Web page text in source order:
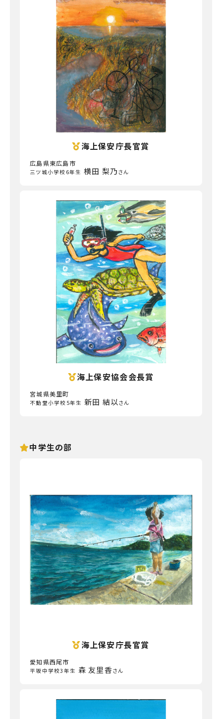
海上保安庁長官賞
広島県東広島市
三ツ城小学校6年生 横田 梨乃 さん
海上保安協会会長賞
宮城県美里町
不動堂小学校5年生 新田 結以 さん
中学生の部
海上保安庁長官賞
愛知県西尾市
平坂中学校3年生 森 友里香 さん